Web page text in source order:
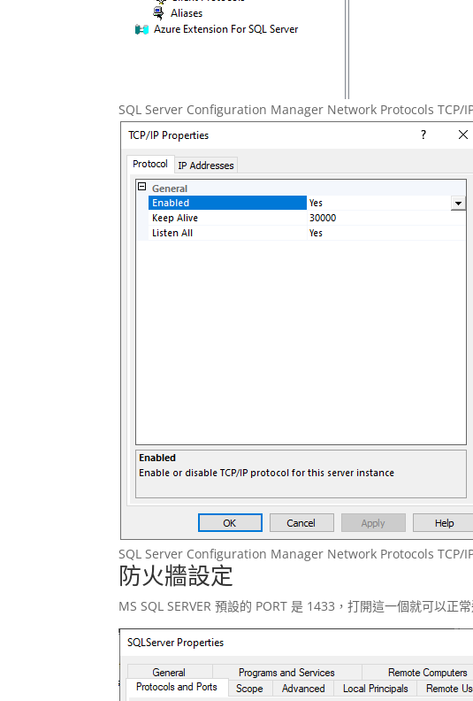
SQL Server Configuration Manager Network Protocols TCP/
SQL Server Configuration Manager Network Protocols TCP/
防火牆設定
MS SQL SERVER 預設的 PORT 是 1433，打開這一個就可以正